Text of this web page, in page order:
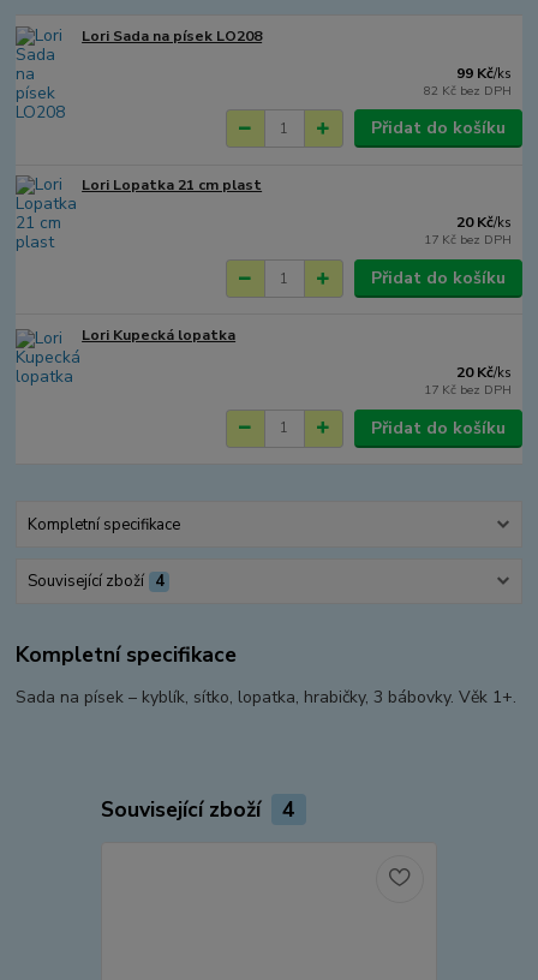
Lori Sada na písek LO208
99 Kč/ks
82 Kč bez DPH
Přidat do košíku
Lori Lopatka 21 cm plast
20 Kč/ks
17 Kč bez DPH
Přidat do košíku
Lori Kupecká lopatka
20 Kč/ks
17 Kč bez DPH
Přidat do košíku
Kompletní specifikace
Související zboží 4
Kompletní specifikace
Sada na písek – kyblík, sítko, lopatka, hrabičky, 3 bábovky. Věk 1+.
Související zboží 4